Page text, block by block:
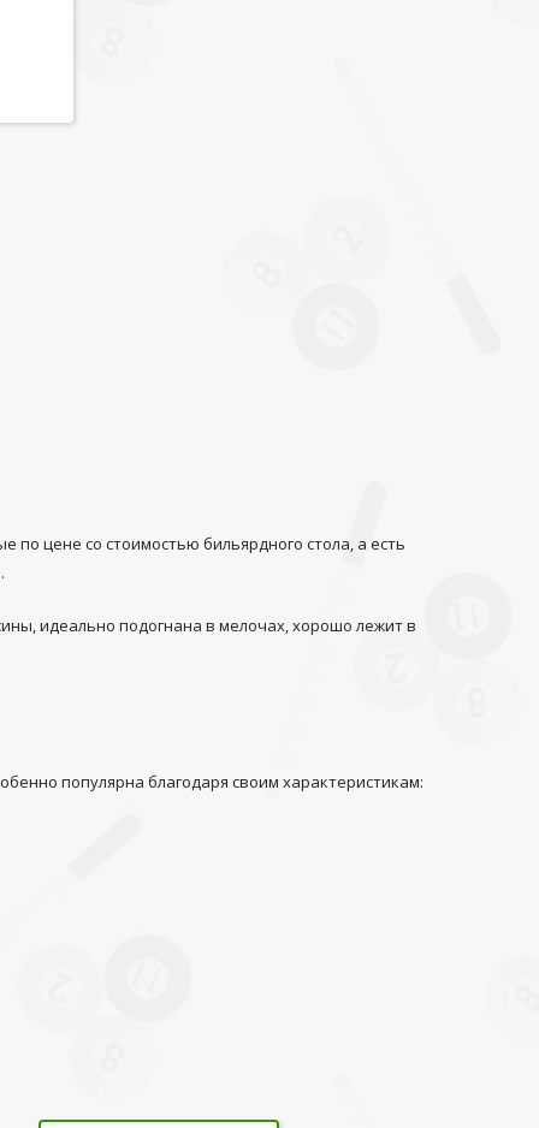
цене со стоимостью бильярдного стола, а есть
идеально подогнана в мелочах, хорошо лежит в
популярна благодаря своим характеристикам: